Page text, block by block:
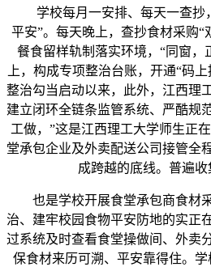
学校每月一安排、每天一查抄
平安”。每天晚上，查抄食材采购“
餐食留样轨制落实环境，“同窗，
上，构成专项整治台账，开通“码
整治勾当启动以来，此外，江西理
建立闭环全链条监管系统、严酷规
工做，”这是江西理工大学师生正
堂承包企业及外卖配送公司接管全
成跨越的底线。普遍收
也是学校开展食堂承包商食材
治、建牢校园食物平安防地的实正
过系统及时查看食堂操做间、外卖
保食材来历可溯、平安靠得住。